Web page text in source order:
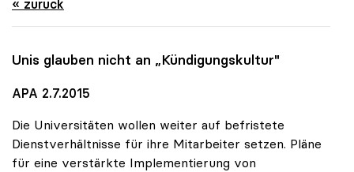
« zurück
Unis glauben nicht an „Kündigungskultur"
APA 2.7.2015
Die Universitäten wollen weiter auf befristete
Dienstverhältnisse für ihre Mitarbeiter setzen. Pläne
für eine verstärkte Implementierung von